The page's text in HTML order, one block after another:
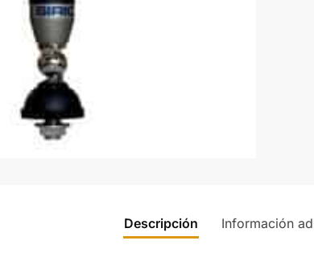
Descripción Información